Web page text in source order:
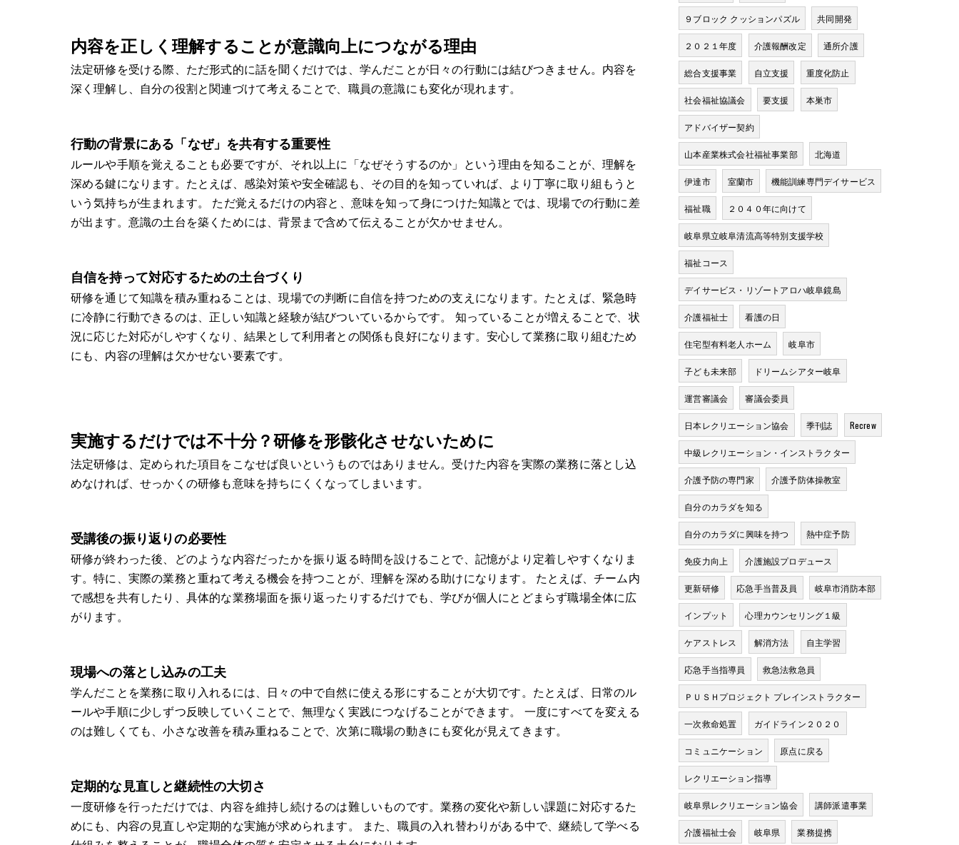
内容を正しく理解することが意識向上につながる理由
法定研修を受ける際、ただ形式的に話を聞くだけでは、学んだことが日々の行動には結びつきません。内容を
深く理解し、自分の役割と関連づけて考えることで、職員の意識にも変化が現れます。
行動の背景にある「なぜ」を共有する重要性
ルールや手順を覚えることも必要ですが、それ以上に「なぜそうするのか」という理由を知ることが、理解を
深める鍵になります。たとえば、感染対策や安全確認も、その目的を知っていれば、より丁寧に取り組もうと
いう気持ちが生まれます。 ただ覚えるだけの内容と、意味を知って身につけた知識とでは、現場での行動に差
が出ます。意識の土台を築くためには、背景まで含めて伝えることが欠かせません。
自信を持って対応するための土台づくり
研修を通じて知識を積み重ねることは、現場での判断に自信を持つための支えになります。たとえば、緊急時
に冷静に行動できるのは、正しい知識と経験が結びついているからです。 知っていることが増えることで、状
況に応じた対応がしやすくなり、結果として利用者との関係も良好になります。安心して業務に取り組むため
にも、内容の理解は欠かせない要素です。
実施するだけでは不十分？研修を形骸化させないために
法定研修は、定められた項目をこなせば良いというものではありません。受けた内容を実際の業務に落とし込
めなければ、せっかくの研修も意味を持ちにくくなってしまいます。
受講後の振り返りの必要性
研修が終わった後、どのような内容だったかを振り返る時間を設けることで、記憶がより定着しやすくなりま
す。特に、実際の業務と重ねて考える機会を持つことが、理解を深める助けになります。 たとえば、チーム内
で感想を共有したり、具体的な業務場面を振り返ったりするだけでも、学びが個人にとどまらず職場全体に広
がります。
現場への落とし込みの工夫
学んだことを業務に取り入れるには、日々の中で自然に使える形にすることが大切です。たとえば、日常のル
ールや手順に少しずつ反映していくことで、無理なく実践につなげることができます。 一度にすべてを変える
のは難しくても、小さな改善を積み重ねることで、次第に職場の動きにも変化が見えてきます。
定期的な見直しと継続性の大切さ
一度研修を行っただけでは、内容を維持し続けるのは難しいものです。業務の変化や新しい課題に対応するた
めにも、内容の見直しや定期的な実施が求められます。 また、職員の入れ替わりがある中で、継続して学べる
９ブロック クッションパズル 共同開発
２０２１年度 介護報酬改定 通所介護
総合支援事業 自立支援 重度化防止
社会福祉協議会 要支援 本巣市
アドバイザー契約
山本産業株式会社福祉事業部 北海道
伊達市 室蘭市 機能訓練専門デイサービス
福祉職 ２０４０年に向けて
岐阜県立岐阜清流高等特別支援学校
福祉コース
デイサービス・リゾートアロハ岐阜鏡島
介護福祉士 看護の日
住宅型有料老人ホーム 岐阜市
子ども未来部 ドリームシアター岐阜
運営審議会 審議会委員
日本レクリエーション協会 季刊誌 Recrew
中級レクリエーション・インストラクター
介護予防の専門家 介護予防体操教室
自分のカラダを知る
自分のカラダに興味を持つ 熱中症予防
免疫力向上 介護施設プロデュース
更新研修 応急手当普及員 岐阜市消防本部
インプット 心理カウンセリング１級
ケアストレス 解消方法 自主学習
応急手当指導員 救急法救急員
ＰＵＳＨプロジェクト プレインストラクター
一次救命処置 ガイドライン２０２０
コミュニケーション 原点に戻る
レクリエーション指導
岐阜県レクリエーション協会 講師派遣事業
介護福祉士会 岐阜県 業務提携